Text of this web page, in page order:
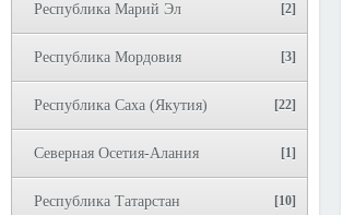
Республика Марий Эл [2]
Республика Мордовия [3]
Республика Саха (Якутия) [22]
Северная Осетия-Алания [1]
Республика Татарстан [10]